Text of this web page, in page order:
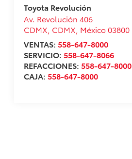
Toyota Revolución
Av. Revolución 406
CDMX CDMX , México 03800
VENTAS:558-647-8000
SERVICIO:558-647-8066
REFACCIONES:558-647-8000
CAJA:558-647-8000